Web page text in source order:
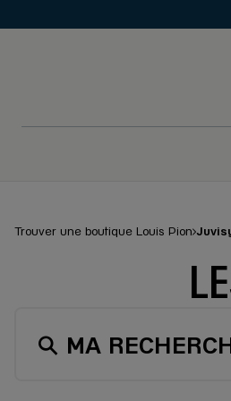
Trouver une boutique Louis Pion
MA